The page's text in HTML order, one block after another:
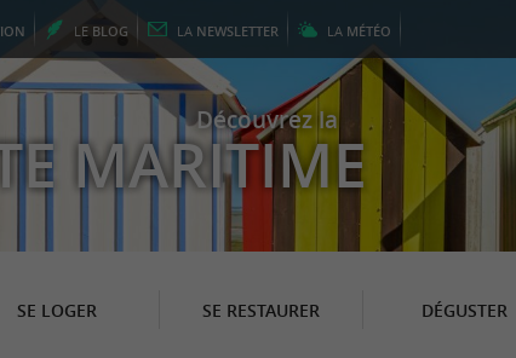
LE BLOG LA NEWSLETTER LA MÉTÉO
Découvrez la
MARITIME
SE LOGER SE RESTAURER DÉGUSTER